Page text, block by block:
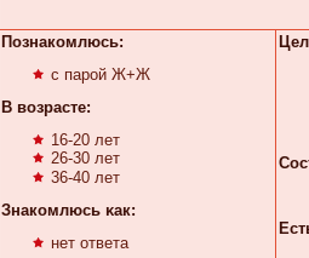
Познакомлюсь:
с парой Ж+Ж
В возрасте:
16-20 лет
26-30 лет
36-40 лет
Знакомлюсь κaк:
нет ответа